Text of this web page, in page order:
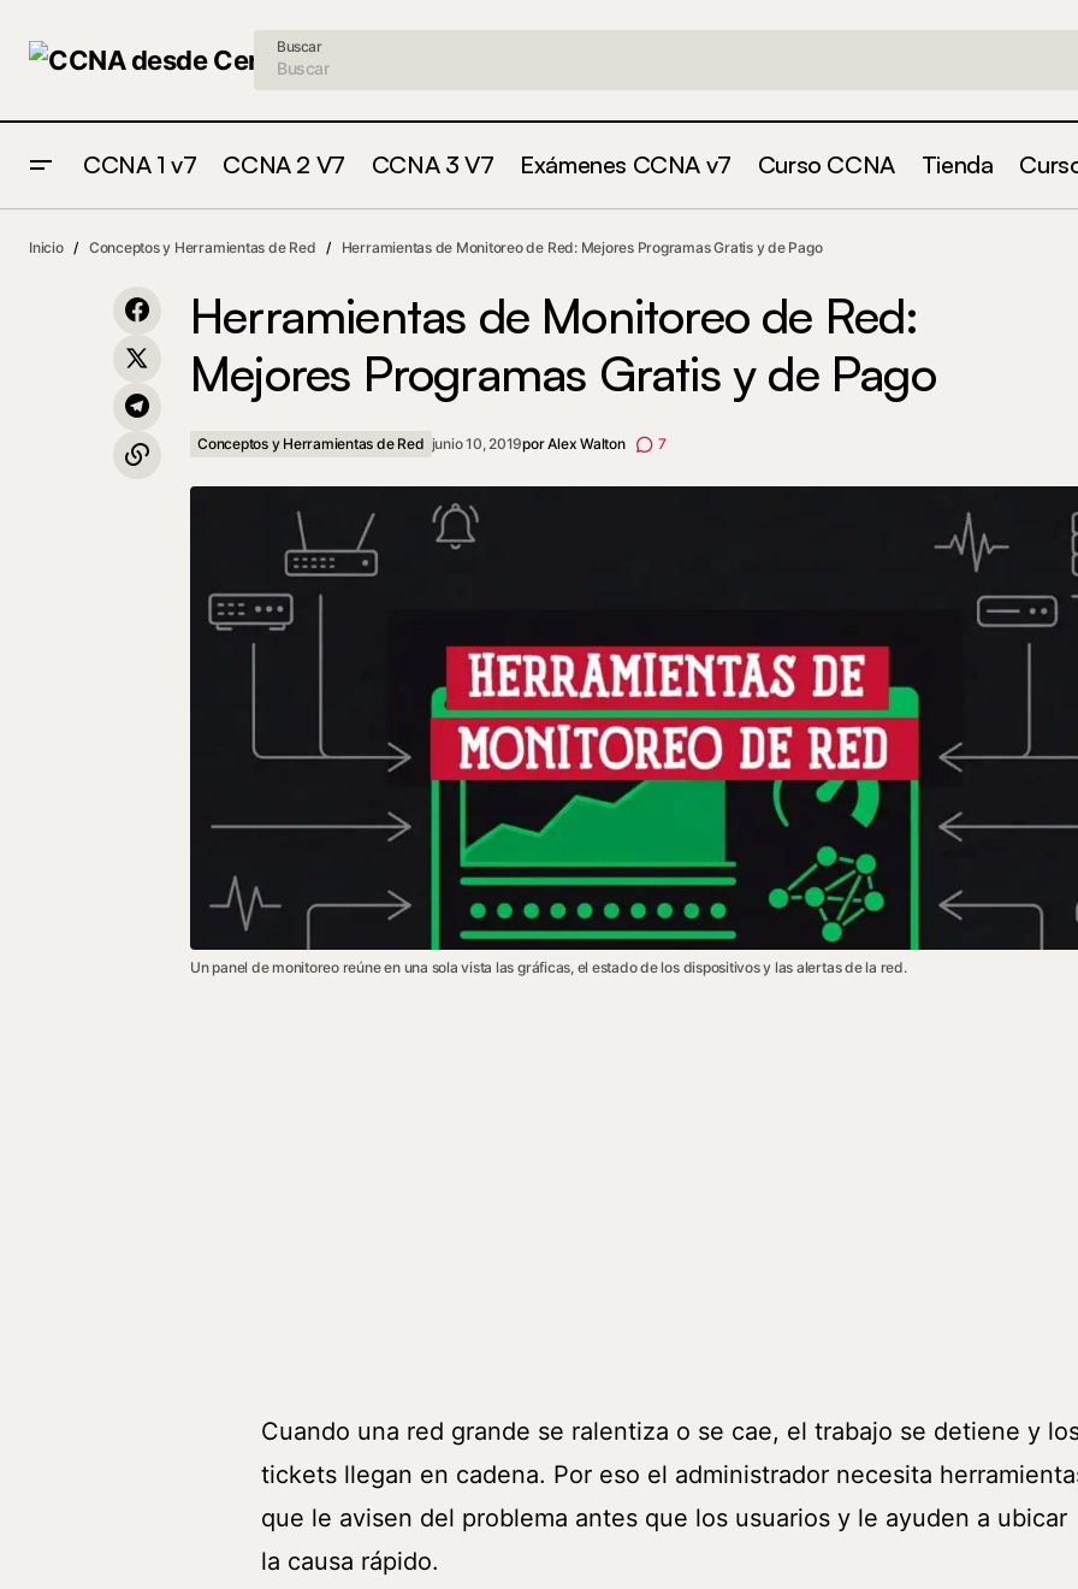
Buscar
CCNA 1 v7 CCNA 2 V7 CCNA 3 V7 Exámenes CCNA v7 Curso CCNA Tienda
The Things Network: Red para IoT que
no utiliza 3G / 4G ni Wi-Fi
Red
de Pago
Inicio Conceptos y Herramientas de Red Herramientas de Monitoreo de Red: Mejores Programas Gratis y de Pago
Herramientas de Monitoreo de Red:
Mejores Programas Gratis y de Pago
Conceptos y Herramientas de Red junio 10, 2019porAlex Walton 7
Un panel de monitoreo reúne en una sola vista las gráficas, el estado de los dispositivos y las alertas de la red.
Cuando una red grande se ralentiza o se cae, el trabajo se detiene y
tickets llegan en cadena. Por eso el administrador necesita
que le avisen del problema antes que los usuarios y le ayuden a ubicar
la causa rápido.